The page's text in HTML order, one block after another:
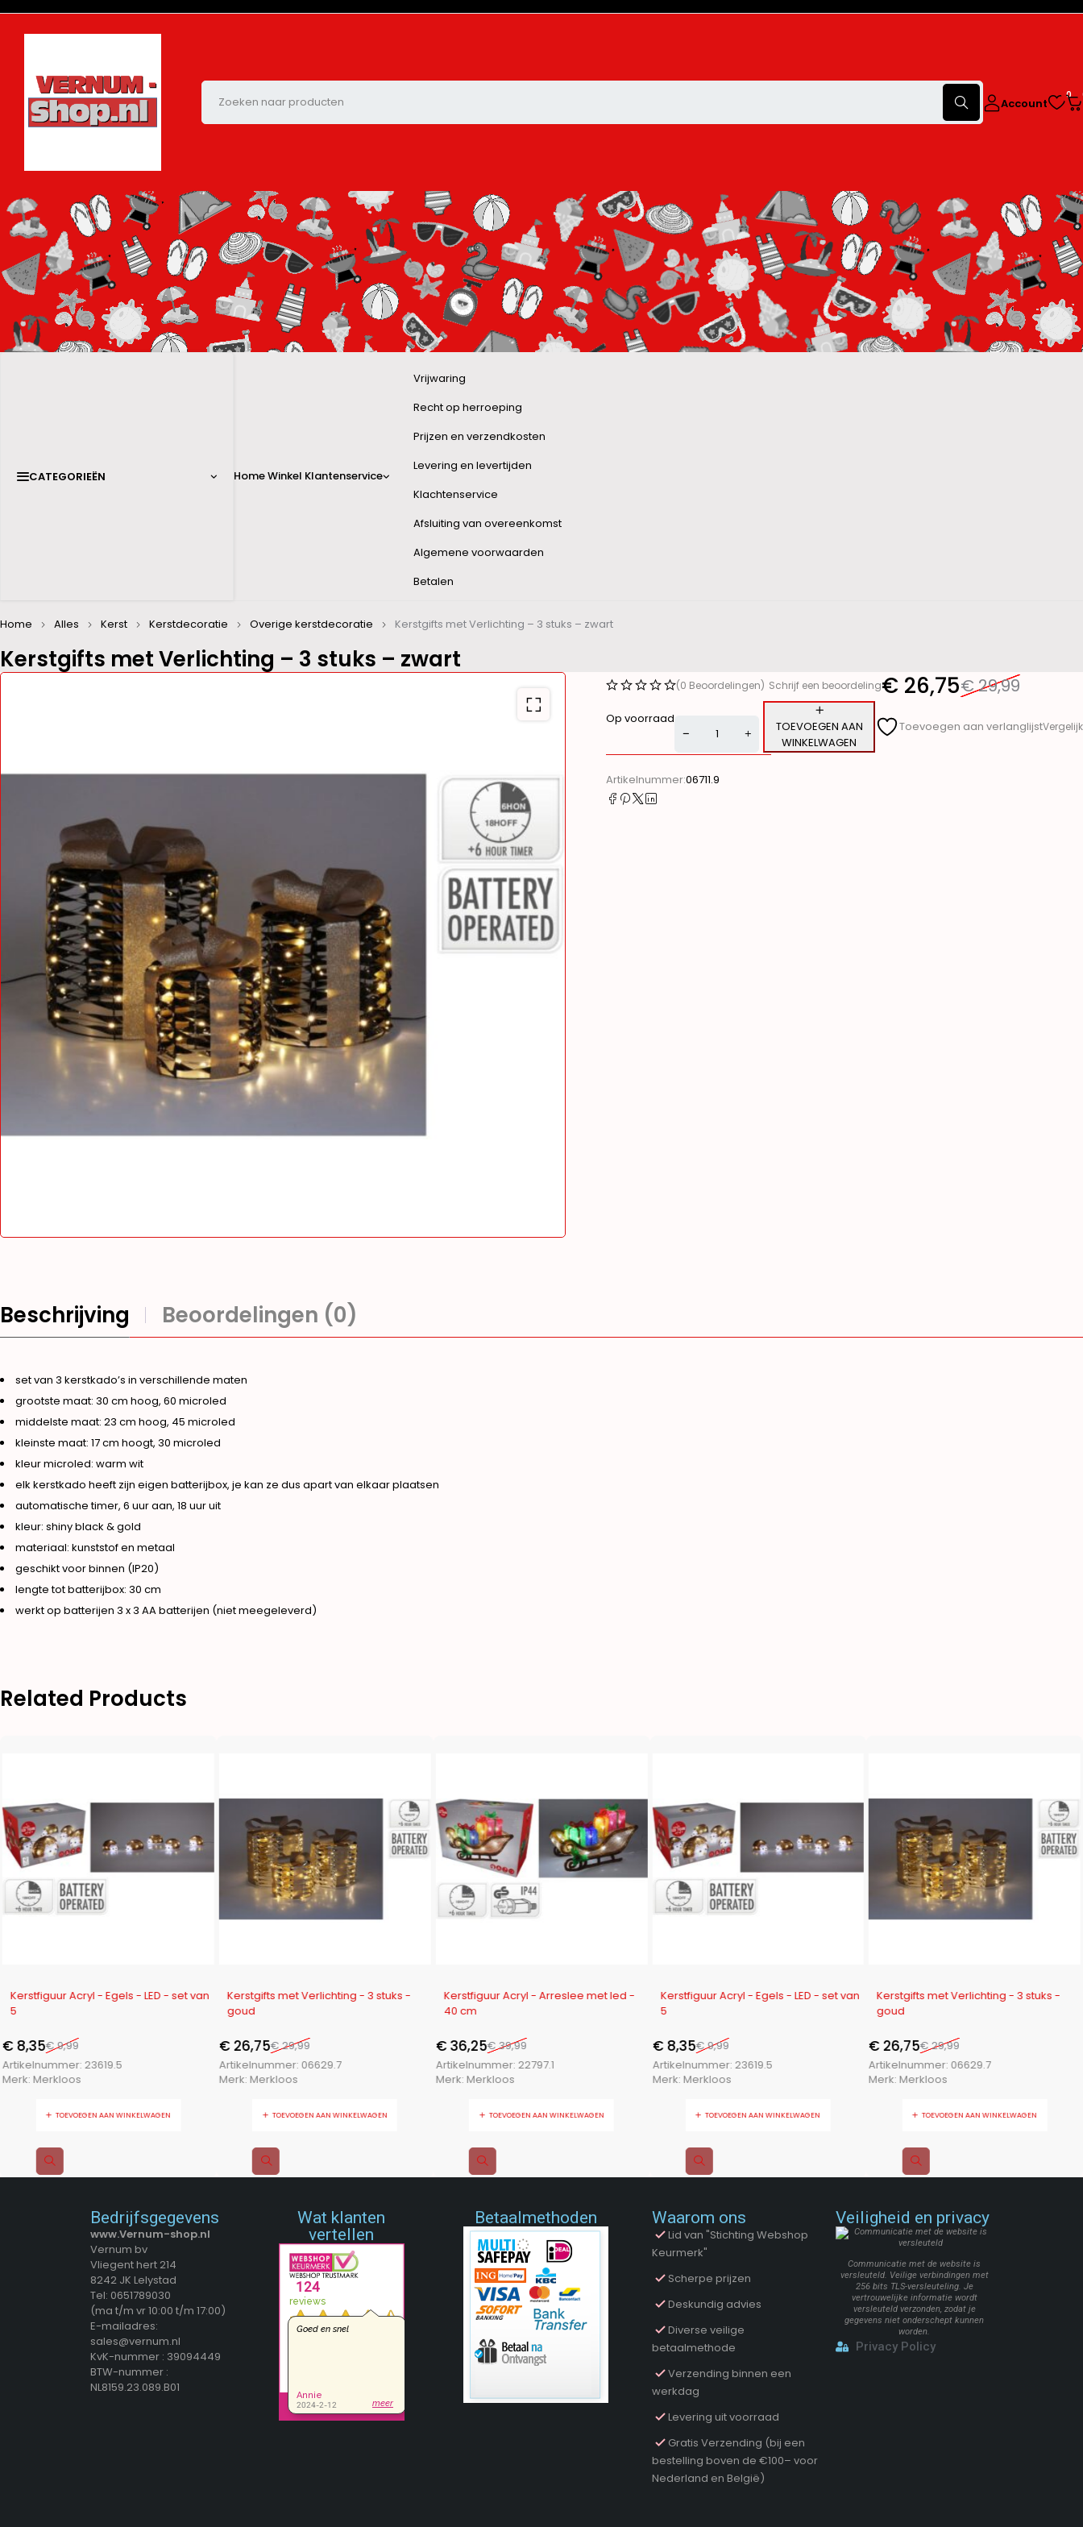
Account
0
CATEGORIEËN HomeWinkel Klantenservice
Vrijwaring
Recht op herroeping
Prijzen en verzendkosten
Levering en levertijden
Klachtenservice
Afsluiting van overeenkomst
Algemene voorwaarden
Betalen
Kerstgifts met Verlichting – 3 stuks – zwart
Home Alles Kerst Kerstdecoratie Overige kerstdecoratie Kerstgifts met Verlichting – 3 stuks – zwart
(0 Beoordelingen) Schrijf een beoordeling €29,99
€ 26,75
Op voorraad
TOEVOEGEN AAN
WINKELWAGEN
Alternative:
Toevoegen aan verlanglijstVergelijk
Artikelnummer:06711.9
Beschrijving Beoordelingen (0)
set van 3 kerstkado’s in verschillende maten
grootste maat: 30 cm hoog, 60 microled
middelste maat: 23 cm hoog, 45 microled
kleinste maat: 17 cm hoogt, 30 microled
kleur microled: warm wit
elk kerstkado heeft zijn eigen batterijbox, je kan ze dus apart van elkaar plaatsen
automatische timer, 6 uur aan, 18 uur uit
kleur: shiny black & gold
materiaal: kunststof en metaal
geschikt voor binnen (IP20)
lengte tot batterijbox: 30 cm
werkt op batterijen 3 x 3 AA batterijen (niet meegeleverd)
Related Products
-16%
Kerstfiguur Acryl - Egels - LED - set van
5
€9,99
€8,35
Artikelnummer: 23619.5
Merk: Merkloos
TOEVOEGEN AAN WINKELWAGEN
-11%
Kerstgifts met Verlichting - 3 stuks -
goud
€29,99
€26,75
Artikelnummer: 06629.7
Merk: Merkloos
TOEVOEGEN AAN WINKELWAGEN
-9%
Kerstfiguur Acryl - Arreslee met led -
40 cm
€39,99
€36,25
Artikelnummer: 22797.1
Merk: Merkloos
TOEVOEGEN AAN WINKELWAGEN
-16%
Kerstfiguur Acryl - Egels - LED - set van
5
€9,99
€8,35
Artikelnummer: 23619.5
Merk: Merkloos
TOEVOEGEN AAN WINKELWAGEN
-11%
Kerstgifts met Verlichting - 3 stuks -
goud
€29,99
€26,75
Artikelnummer:06629.7
Merk:Merkloos
TOEVOEGEN AAN WINKELWAGEN
Bedrijfsgegevens
www.Vernum-shop.nl
Vernum bv
Vliegent hert 214
8242 JK Lelystad
Tel: 0651789030
(ma t/m vr 10:00 t/m 17:00)
E-mailadres:
sales@vernum.nl
KvK-nummer : 39094449
BTW-nummer :
NL8159.23.089.B01
Wat klanten
vertellen
Betaalmethoden Waarom ons
Lid van "Stichting Webshop
Keurmerk"
Scherpe prijzen
Deskundig advies
Diverse veilige
betaalmethode
Verzending binnen een
werkdag
Levering uit voorraad
Gratis Verzending (bij een
bestelling boven de €100– voor
Nederland en België)
Veiligheid en privacy
Communicatie met de website is
versleuteld. Veilige verbindingen met
256 bits TLS-versleuteling. Je
vertrouwelijke informatie wordt
versleuteld verzonden, zodat je
gegevens niet onderschept kunnen
worden.
Privacy Policy